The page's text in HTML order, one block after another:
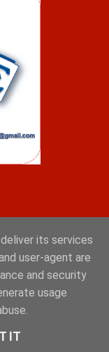
its services
user-agent are
and security
usage
IT